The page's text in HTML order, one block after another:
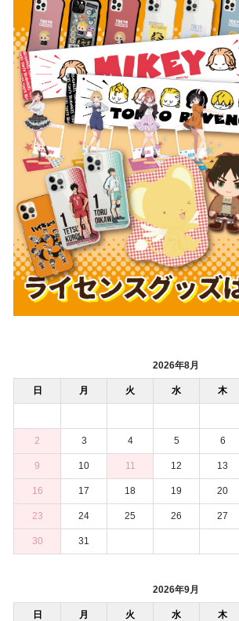
2026年8月
日 月 火 水 木
2 3 4 5 6
9 10 11 12 13
16 17 18 19 20
23 24 25 26 27
30 31
2026年9月
日 月 火 水 木